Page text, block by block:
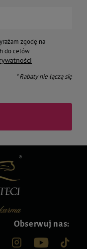
zgodę na
do celów
* Rabaty nie łączą się
Obserwuj nas: